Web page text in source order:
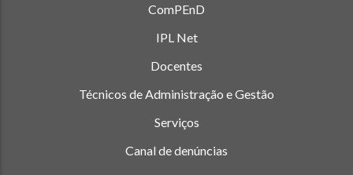
ComPEnD
IPL Net
Docentes
Técnicos de Administração e Gestão
Serviços
Canal de denúncias